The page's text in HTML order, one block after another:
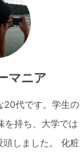
マニア
20代です。学生の
を持ち、大学では
頭しました。 化粧